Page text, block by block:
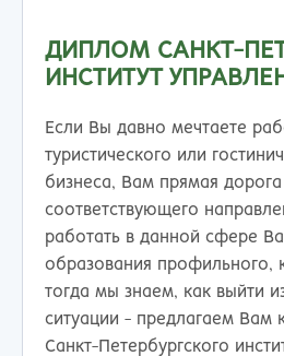
ДИПЛОМ САНКТ-
ИНСТИТУТ
Если Вы давно мечтаете
туристического или
бизнеса, Вам прямая дорога
соответствующего
работать в данной сфере
образования профильного,
тогда мы знаем, как выйти
ситуации - предлагаем Вам
Санкт-Петербургского